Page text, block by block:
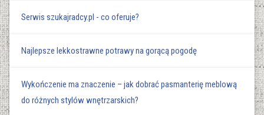
Serwis szukajradcy.pl - co oferuje?
Najlepsze lekkostrawne potrawy na gorącą pogodę
Wykończenie ma znaczenie – jak dobrać pasmanterię meblową
do różnych stylów wnętrzarskich?